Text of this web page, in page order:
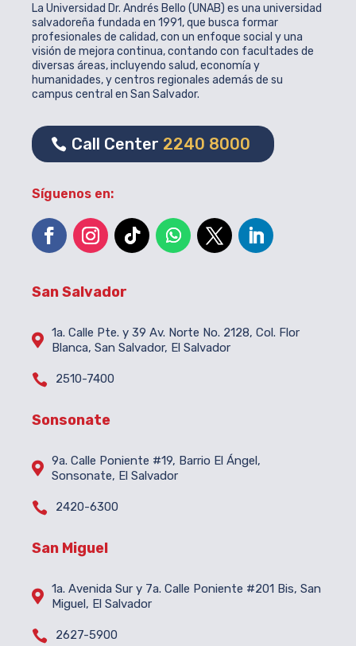
La Universidad Dr. Andrés Bello (UNAB) es una universidad
salvadoreña fundada en 1991, que busca formar
profesionales de calidad, con un enfoque social y una
visión de mejora continua, contando con facultades de
diversas áreas, incluyendo salud, economía y
humanidades, y centros regionales además de su
campus central en San Salvador.
Call Center 2240 8000
Síguenos en:
San Salvador
 1a. Calle Pte. y 39 Av. Norte No. 2128, Col. Flor
Blanca, San Salvador, El Salvador
 2510-7400
Sonsonate
 9a. Calle Poniente #19, Barrio El Ángel,
Sonsonate, El Salvador
 2420-6300
San Miguel
 1a. Avenida Sur y 7a. Calle Poniente #201 Bis, San
Miguel, El Salvador
 2627-5900